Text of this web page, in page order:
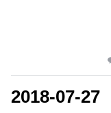
2018-07-27